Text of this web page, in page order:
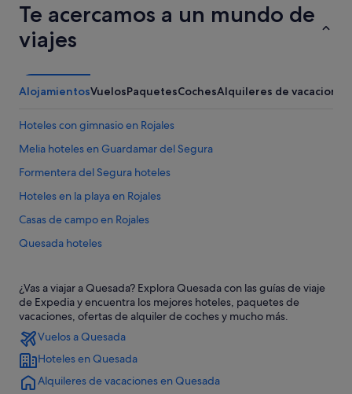
Te acercamos a un mundo de
viajes
AlojamientosVuelosPaquetesCochesAlquileres de vacaciones
Hoteles con gimnasio en Rojales
Melia hoteles en Guardamar del Segura
Formentera del Segura hoteles
Hoteles en la playa en Rojales
Casas de campo en Rojales
Quesada hoteles
Independent hoteles en Rojales
Hoteles con gimnasio en Guardamar del Segura
Villas en Quesada
Condominios en Guardamar del Segura
Hoteles que aceptan mascotas en Rojales
¿Vas a viajar a Quesada? Explora Quesada con las guías de viaje
de Expedia y encuentra los mejores hoteles, paquetes de
vacaciones, ofertas de alquiler de coches y mucho más.
Vuelos a Quesada
Hoteles en Quesada
Alquileres de vacaciones en Quesada